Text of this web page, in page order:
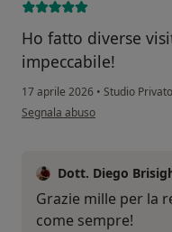
Ho fatto diverse
impeccabile!
17 aprile 2026 • Studio
secondo l'opinione dell'utente
Segnala abuso
Dott. Diego
Grazie mille per la
come sempre!